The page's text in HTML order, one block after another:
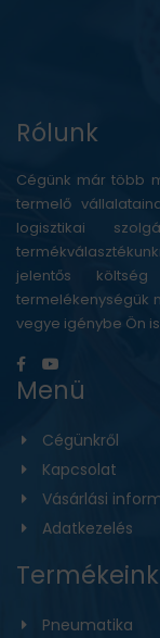
Rólunk
Cégünk már több
termelő
logisztikai
jelentős
termelékenységük
vegye igénybe Ön
Menü
Cégünkről
Kapcsolat
Vásárlási
Adatkezelés
Termékeink
Pneumatika